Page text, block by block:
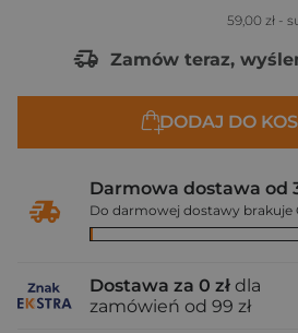
59,00 zł -
Zamów teraz,
DODAJ DO
Darmowa dostawa od
Do darmowej dostawy brakuje
Dostawa za 0 zł dla
zamówień od 99 zł